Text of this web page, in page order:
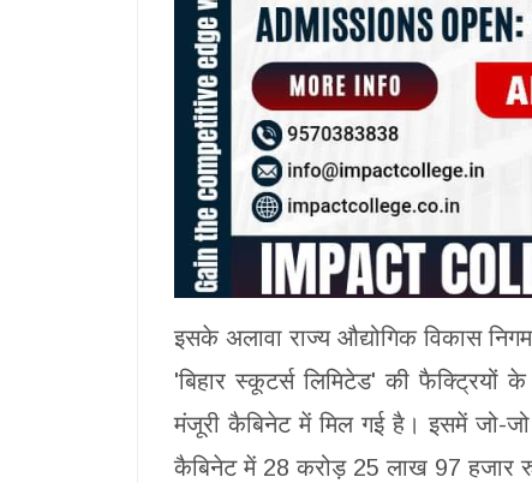
इसके अलावा राज्य औद्योगिक विकास
'बिहार स्कूटर्स लिमिटेड' की फैक्ट्रियों
मंजूरी कैबिनेट में मिल गई है। इसमें जो-
कैबिनेट में 28 करोड़ 25 लाख 97 हजार